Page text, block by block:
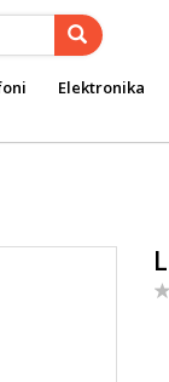
Elektronika